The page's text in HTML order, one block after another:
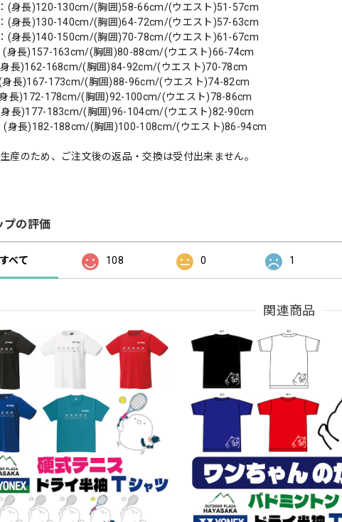
(身長)120-130cm/(胸囲)58-66cm/(ウエスト)51-57cm
(身長)130-140cm/(胸囲)64-72cm/(ウエスト)57-63cm
(身長)140-150cm/(胸囲)70-78cm/(ウエスト)61-67cm
(身長)157-163cm/(胸囲)80-88cm/(ウエスト)66-74cm
身長)162-168cm/(胸囲)84-92cm/(ウエスト)70-78cm
(身長)167-173cm/(胸囲)88-96cm/(ウエスト)74-82cm
身長)172-178cm/(胸囲)92-100cm/(ウエスト)78-86cm
身長)177-183cm/(胸囲)96-104cm/(ウエスト)82-90cm
(身長)182-188cm/(胸囲)100-108cm/(ウエスト)86-94cm
産のため、ご注文後の返品・交換は受付出来ません。
プの評価
すべて 108 0 1
関連商品